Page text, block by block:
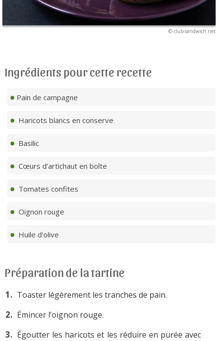
© club-sandwich.net
Ingrédients pour cette recette
Pain de campagne
Haricots blancs en conserve
Basilic
Cœurs d’artichaut en boîte
Tomates confites
Oignon rouge
Huile d’olive
Préparation de la tartine
Toaster légèrement les tranches de pain.
Émincer l’oignon rouge.
Égoutter les haricots et les réduire en purée avec